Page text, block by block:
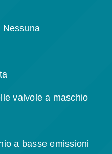
Nessuna
valvole a maschio
a basse emissioni